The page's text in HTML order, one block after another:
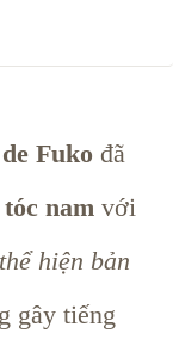
Fuko đã
nam với
hiện bản
gây tiếng